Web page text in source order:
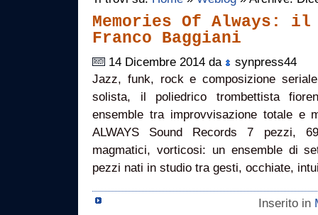
Memories Of Always: il
Franco Baggiani
14 Dicembre 2014 da
synpress44
Jazz, funk, rock e composizione
solista, il poliedrico trombettista
ensemble tra improvvisazione totale e
ALWAYS Sound Records 7 pezzi,
magmatici, vorticosi: un ensemble di
pezzi nati in studio tra gesti, occhiate,
Inserito in